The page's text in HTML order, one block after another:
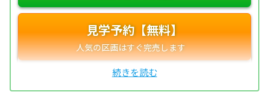
見学予約【無料】